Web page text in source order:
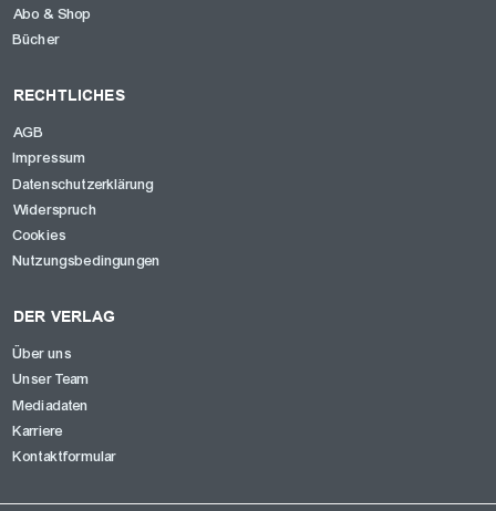
Abo & Shop
Bücher
RECHTLICHES
AGB
Impressum
Datenschutzerklärung
Widerspruch
Cookies
Nutzungsbedingungen
DER VERLAG
Über uns
Unser Team
Mediadaten
Karriere
Kontaktformular